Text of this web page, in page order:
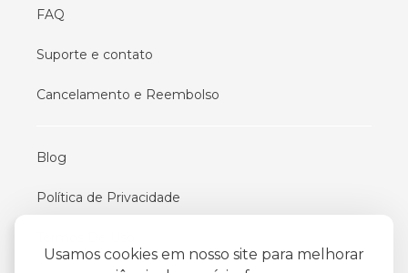
Usamos cookies em nosso site para melhorar
FAQ
Suporte e contato
Cancelamento e Reembolso
Blog
Política de Privacidade